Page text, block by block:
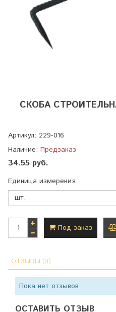
СКОБА
Артикул: 229-016
Наличие: Предзаказ
34.55 руб.
Единица измерения
Под заказ
ОТЗЫВЫ (0)
Пока нет отзывов
ОСТАВИТЬ ОТЗЫВ